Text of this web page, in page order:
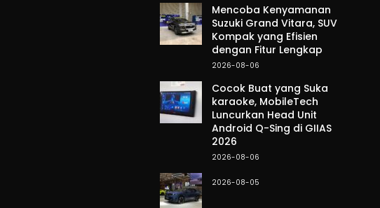
Mencoba Kenyamanan
Suzuki Grand Vitara, SUV
Kompak yang Efisien
dengan Fitur Lengkap
2026-08-06
Cocok Buat yang Suka
karaoke, MobileTech
Luncurkan Head Unit
Android Q-Sing di GIIAS
2026
2026-08-06
2026-08-05